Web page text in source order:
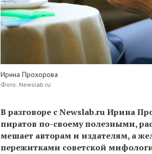
Ирина Прохорова
Фото: Newslab.ru
В разговоре с Newslab.ruИрина
пиратов по-своему полезными,
мешает авторам и издателям, а
пережитками советской